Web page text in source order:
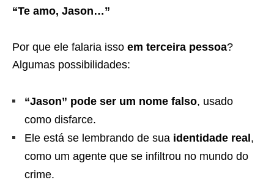
“Te amo, Jason…”
Por que ele falaria isso em terceira pessoa?
Algumas possibilidades:
“Jason” pode ser um nome falso, usado
como disfarce.
Ele está se lembrando de sua identidade real ,
como um agente que se infiltrou no mundo do
crime.